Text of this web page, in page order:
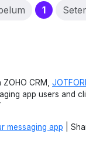
1
CRM,
app users and
messaging app |